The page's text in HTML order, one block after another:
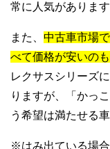
常に人気があります
また、 中古車市場
べて価格が安いのも
レクサスシリーズ
りますが、「かっ
う希望は満たせる